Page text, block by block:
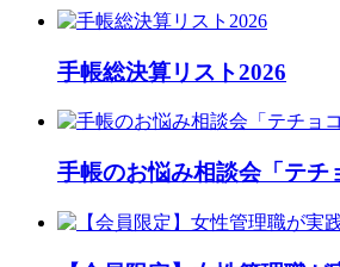
手帳総決算リスト2026
手帳のお悩み相談会「テチ